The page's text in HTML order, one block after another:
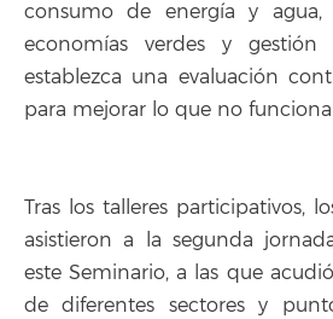
consumo de energía y agua,
economías verdes y
establezca una evaluación
para mejorar lo que no
Tras los talleres participativos,
asistieron a la segunda
este Seminario, a las que
de diferentes sectores y